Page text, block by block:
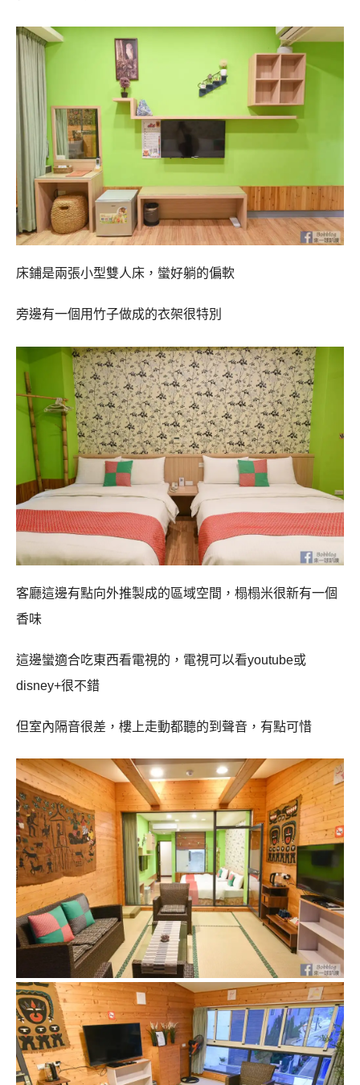
床鋪是兩張小型雙人床，蠻好躺的偏軟
旁邊有一個用竹子做成的衣架很特別
客廳這邊有點向外推製成的區域空間，榻榻米很新有一個
香味
這邊蠻適合吃東西看電視的，電視可以看youtube或
disney+很不錯
但室內隔音很差，樓上走動都聽的到聲音，有點可惜